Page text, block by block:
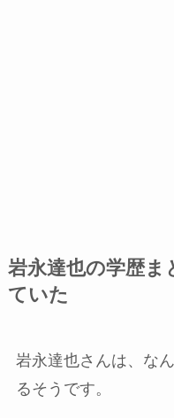
岩永達也の学歴ま
ていた
岩永達也さんは、な
るそうです。